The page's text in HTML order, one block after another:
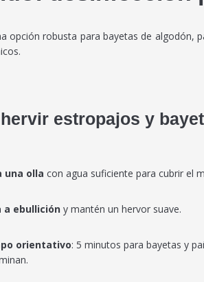
opción robusta para bayetas de algodón,
estropajos y
una olla con agua suficiente para cubrir el
a ebullición y mantén un hervor suave.
orientativo: 5 minutos para bayetas y